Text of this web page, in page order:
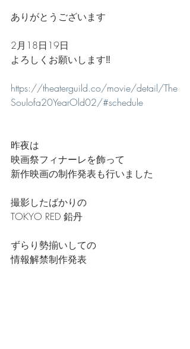
ありがとうございます
2月18日19日
よろしくお願いします‼️
https://theaterguild.co/movie/detail/The
Soulofa20YearOld02/#schedule
昨夜は
映画祭フィナーレを飾って
新作映画の制作発表も行いました
撮影したばかりの
TOKYO RED 鉛丹
ずらり勢揃いしての
情報解禁制作発表